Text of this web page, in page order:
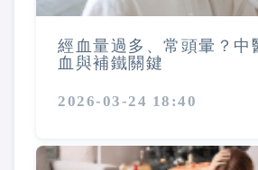
經血量過多、常頭暈？中
血與補鐵關鍵
2026-03-24 18:40